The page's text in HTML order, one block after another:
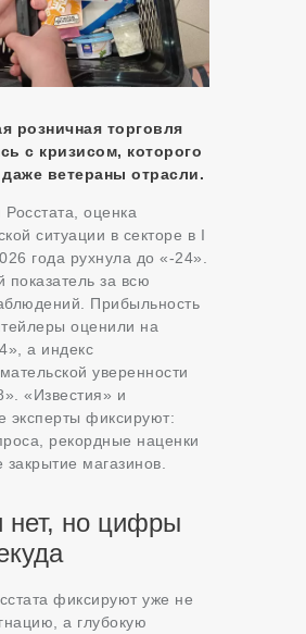
розничная торговля
с кризисом, которого
даже ветераны отрасли.
оценка
ситуации в секторе в I
года рухнула до «-24».
показатель за всю
Прибыльность
оценили на
а индекс
уверенности
«Известия» и
эксперты фиксируют:
рекордные наценки
магазинов.
нет, но цифры
фиксируют уже не
а глубокую